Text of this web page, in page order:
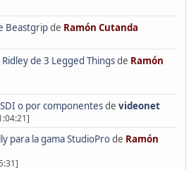
Beastgripde Ramón Cutanda
de 3 Legged Thingsde Ramón
o por componentesde videonet
para la gama StudioProde Ramón